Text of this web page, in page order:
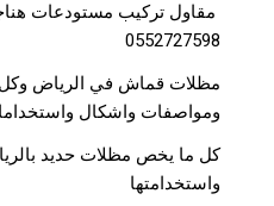
مقاول تركيب مستودعات
0552727598
مظلات قماش في الرياض وكل
ومواصفات واشكال
كل ما يخص مظلات حديد
واستخدامتها